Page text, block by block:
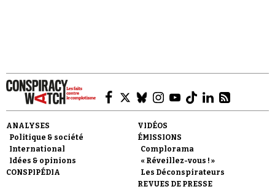
Demander à Vera
ANALYSES
Politique & société
International
Idées & opinions
CONSPIPÉDIA
VIDÉOS
ÉMISSIONS
Complorama
« Réveillez-vous ! »
Les Déconspirateurs
REVUES DE PRESSE